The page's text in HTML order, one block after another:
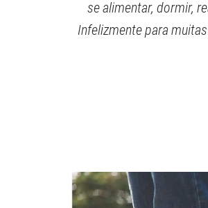
se alimentar, dormir,
Infelizmente para